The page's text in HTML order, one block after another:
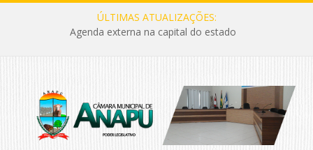
ÚLTIMAS ATUALIZAÇÕES:
Agenda externa na capital do estado